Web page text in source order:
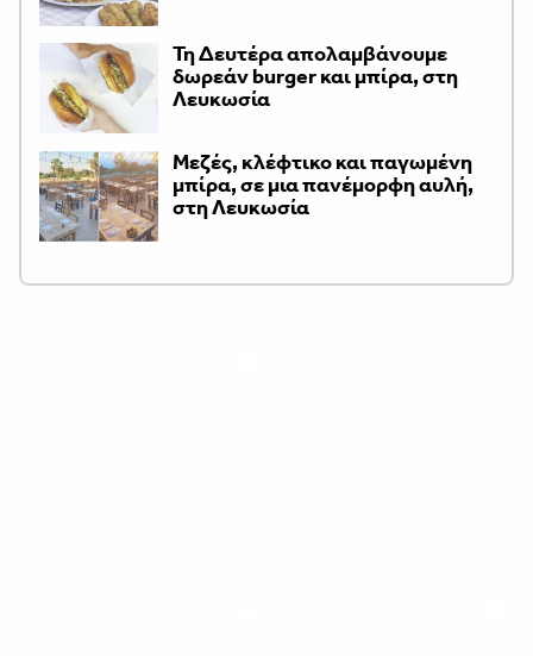
Τη Δευτέρα απολαμβάνουμε
δωρεάν burger και μπίρα, στη
Λευκωσία
Μεζές, κλέφτικο και παγωμένη
μπίρα, σε μια πανέμορφη αυλή,
στη Λευκωσία